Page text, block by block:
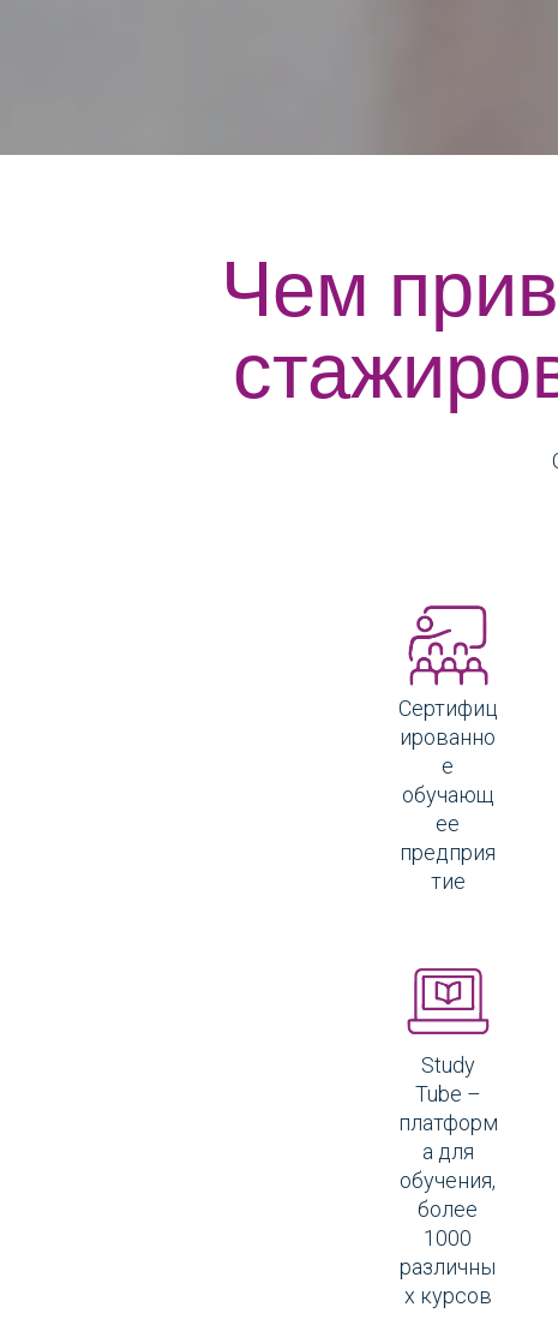
Чем
Сертифиц
ированно
е
обучающ
ее
предприя
тие
Study
Tube –
платформ
а для
обучения,
более
1000
различны
х курсов